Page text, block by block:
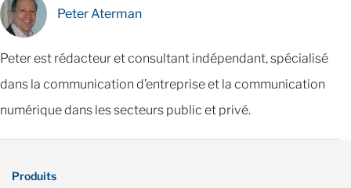
Peter Aterman
Peter est rédacteur et consultant indépendant, spécialisé
dans la communication d’entreprise et la communication
numérique dans les secteurs public et privé.
Produits